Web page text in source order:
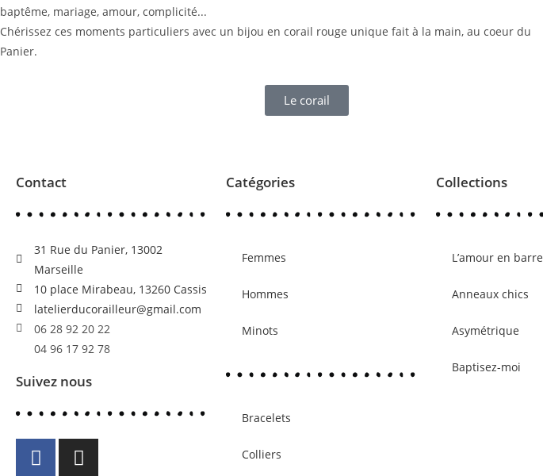
baptême, mariage, amour, complicité...
Chérissez ces moments particuliers avec un bijou en corail rouge unique fait à la main, au coeur du
Panier.
Le corail
Contact
31 Rue du Panier, 13002
Marseille
10 place Mirabeau, 13260 Cassis
latelierducorailleur@gmail.com
06 28 92 20 22
04 96 17 92 78
Suivez nous
Catégories
Femmes
Hommes
Minots
Bracelets
Colliers
Collections
L’amour en barre
Anneaux chics
Asymétrique
Baptisez-moi